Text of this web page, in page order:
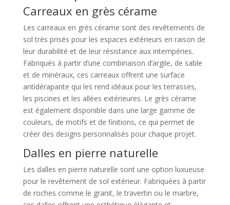
Carreaux en grès cérame
Les carreaux en grès cérame sont des revêtements de
sol très prisés pour les espaces extérieurs en raison de
leur durabilité et de leur résistance aux intempéries.
Fabriqués à partir d’une combinaison d’argile, de sable
et de minéraux, ces carreaux offrent une surface
antidérapante qui les rend idéaux pour les terrasses,
les piscines et les allées extérieures. Le grès cérame
est également disponible dans une large gamme de
couleurs, de motifs et de finitions, ce qui permet de
créer des designs personnalisés pour chaque projet.
Dalles en pierre naturelle
Les dalles en pierre naturelle sont une option luxueuse
pour le revêtement de sol extérieur. Fabriquées à partir
de roches comme le granit, le travertin ou le marbre,